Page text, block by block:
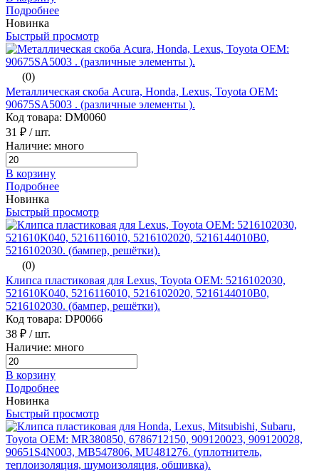
Подробнее
Новинка
Быстрый просмотр
(0)
Металлическая скоба Acura, Honda, Lexus, Toyota ОЕМ:
90675SA5003 . (различные элементы ).
Код товара: DM0060
31 ₽ / шт.
Наличие: много
В корзину
Подробнее
Новинка
Быстрый просмотр
(0)
Клипса пластиковая для Lexus, Toyota ОЕМ: 5216102030,
521610K040, 5216116010, 5216102020, 5216144010B0,
5216102030. (бампер, решётки).
Код товара: DP0066
38 ₽ / шт.
Наличие: много
В корзину
Подробнее
Новинка
Быстрый просмотр